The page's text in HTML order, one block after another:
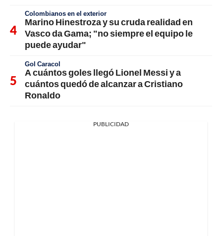
Colombianos en el exterior
Marino Hinestroza y su cruda realidad en
Vasco da Gama; "no siempre el equipo le
puede ayudar"
Gol Caracol
A cuántos goles llegó Lionel Messi y a
cuántos quedó de alcanzar a Cristiano
Ronaldo
PUBLICIDAD